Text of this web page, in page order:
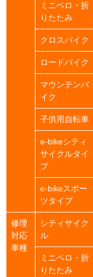
ミニベロ・折
りたたみ
クロスバイク
ロードバイク
マウンテンバ
イク
子供用自転車
e-bikeシティ
サイクルタイ
プ
e-bikeスポー
ツタイプ
修理
対応
車種
シティサイク
ル
ミニベロ・折
りたたみ